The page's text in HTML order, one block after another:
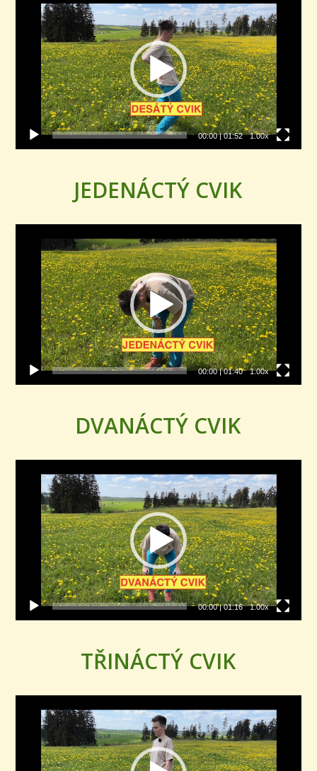
přehrávač
00:00|01:52 1.00x
JEDENÁCTÝ CVIK
přehrávač
00:00|01:40 1.00x
DVANÁCTÝ CVIK
přehrávač
00:00|01:16 1.00x
TŘINÁCTÝ CVIK
přehrávač